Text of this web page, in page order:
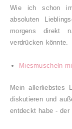
Wie ich schon
absoluten
morgens direkt
verdrücken könnte.
Miesmuscheln
Mein allerliebstes
diskutieren und
entdeckt habe - der